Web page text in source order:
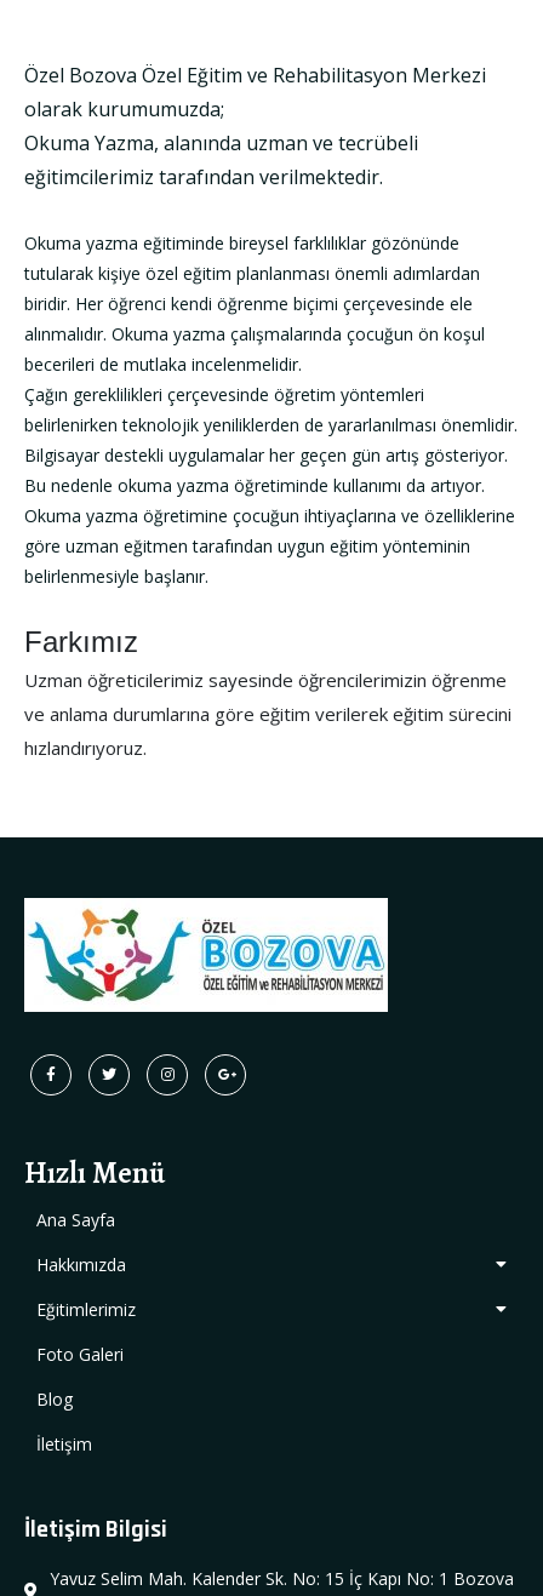
Özel Bozova Özel Eğitim ve Rehabilitasyon Merkezi
olarak kurumumuzda;
Okuma Yazma, alanında uzman ve tecrübeli
eğitimcilerimiz tarafından verilmektedir.
Okuma yazma eğitiminde bireysel farklılıklar gözönünde
tutularak kişiye özel eğitim planlanması önemli adımlardan
biridir. Her öğrenci kendi öğrenme biçimi çerçevesinde ele
alınmalıdır. Okuma yazma çalışmalarında çocuğun ön koşul
becerileri de mutlaka incelenmelidir.
Çağın gereklilikleri çerçevesinde öğretim yöntemleri
belirlenirken teknolojik yeniliklerden de yararlanılması önemlidir.
Bilgisayar destekli uygulamalar her geçen gün artış gösteriyor.
Bu nedenle okuma yazma öğretiminde kullanımı da artıyor.
Okuma yazma öğretimine çocuğun ihtiyaçlarına ve özelliklerine
göre uzman eğitmen tarafından uygun eğitim yönteminin
belirlenmesiyle başlanır.
Farkımız
Uzman öğreticilerimiz sayesinde öğrencilerimizin öğrenme
ve anlama durumlarına göre eğitim verilerek eğitim sürecini
hızlandırıyoruz.
Hızlı Menü
Ana Sayfa
Hakkımızda
Eğitimlerimiz
Foto Galeri
Blog
İletişim
İletişim Bilgisi
Yavuz Selim Mah. Kalender Sk. No: 15 İç Kapı No: 1 Bozova